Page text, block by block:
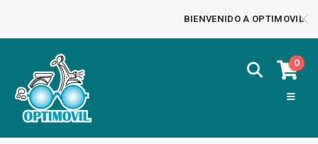
BIENVENIDO A OPTIMOVIL
0